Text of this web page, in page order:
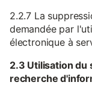
2.2.7 La
demandée par
électronique à
2.3 Utilisation du
recherche